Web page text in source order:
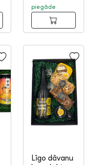
piegāde
Līgo dāvanu